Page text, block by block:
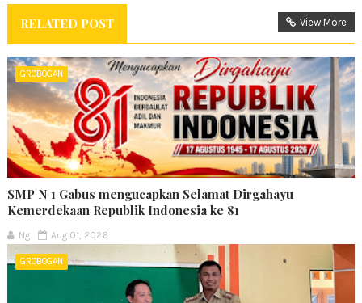
RELATED POST View More
GROBOGAN
SMP N 1 Gabus mengucapkan Selamat Dirgahayu
Kemerdekaan Republik Indonesia ke 81
Ng Aug 01, 2026
GROBOGAN